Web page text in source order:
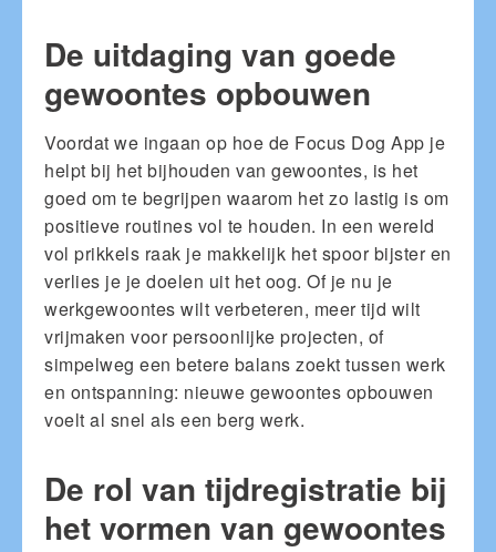
De uitdaging van goede
gewoontes opbouwen
Voordat we ingaan op hoe de Focus Dog App je
helpt bij het bijhouden van gewoontes, is het
goed om te begrijpen waarom het zo lastig is om
positieve routines vol te houden. In een wereld
vol prikkels raak je makkelijk het spoor bijster en
verlies je je doelen uit het oog. Of je nu je
werkgewoontes wilt verbeteren, meer tijd wilt
vrijmaken voor persoonlijke projecten, of
simpelweg een betere balans zoekt tussen werk
en ontspanning: nieuwe gewoontes opbouwen
voelt al snel als een berg werk.
De rol van tijdregistratie bij
het vormen van gewoontes